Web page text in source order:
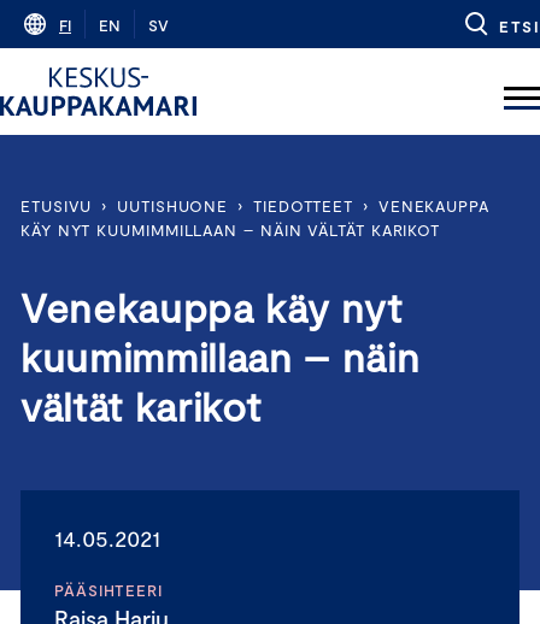
Skip
content
FI EN SV ETSI
ETUSIVU › UUTISHUONE › TIEDOTTEET › VENEKAUPPA
KÄY NYT KUUMIMMILLAAN – NÄIN VÄLTÄT KARIKOT
Venekauppa käy nyt
kuumimmillaan – näin
vältät karikot
14.05.2021
PÄÄSIHTEERI